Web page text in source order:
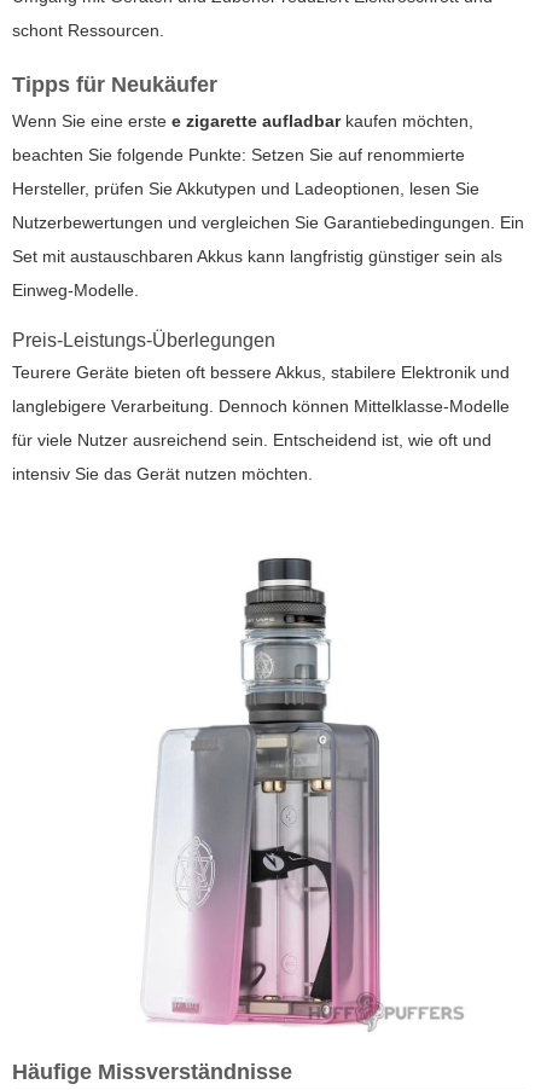
schont Ressourcen.
Tipps für Neukäufer
Wenn Sie eine erste e zigarette aufladbarkaufen möchten,
beachten Sie folgende Punkte: Setzen Sie auf renommierte
Hersteller, prüfen Sie Akkutypen und Ladeoptionen, lesen Sie
Nutzerbewertungen und vergleichen Sie Garantiebedingungen. Ein
Set mit austauschbaren Akkus kann langfristig günstiger sein als
Einweg-Modelle.
Preis-Leistungs-Überlegungen
Teurere Geräte bieten oft bessere Akkus, stabilere Elektronik und
langlebigere Verarbeitung. Dennoch können Mittelklasse-Modelle
für viele Nutzer ausreichend sein. Entscheidend ist, wie oft und
intensiv Sie das Gerät nutzen möchten.
Häufige Missverständnisse